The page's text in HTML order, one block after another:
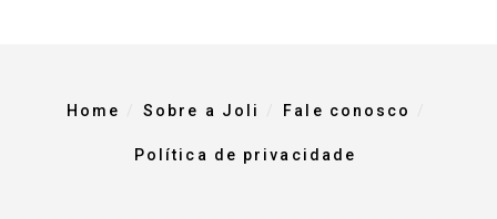
Home Sobre a Joli Fale conosco
Política de privacidade